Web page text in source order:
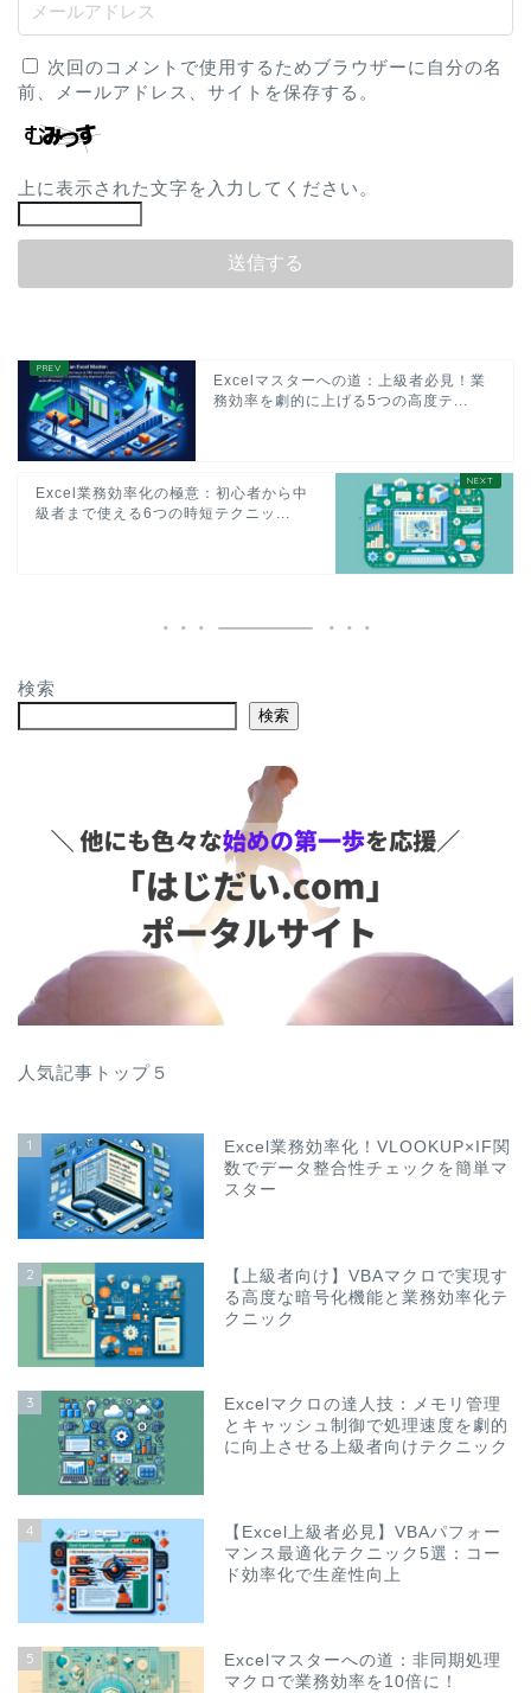
次回のコメントで使用するためブラウザーに自分の名
前、メールアドレス、サイトを保存する。
上に表示された文字を入力してください。
Excelマスターへの道：上級者必見！業
務効率を劇的に上げる5つの高度テ...
Excel業務効率化の極意：初心者から中
級者まで使える6つの時短テクニッ...
検索
検索
人気記事トップ５
1
Excel業務効率化！VLOOKUP×IF関
数でデータ整合性チェックを簡単マ
スター
2
【上級者向け】VBAマクロで実現す
る高度な暗号化機能と業務効率化テ
クニック
3
Excelマクロの達人技：メモリ管理
とキャッシュ制御で処理速度を劇的
に向上させる上級者向けテクニック
4
【Excel上級者必見】VBAパフォー
マンス最適化テクニック5選：コー
ド効率化で生産性向上
5
Excelマスターへの道：非同期処理
マクロで業務効率を10倍に！